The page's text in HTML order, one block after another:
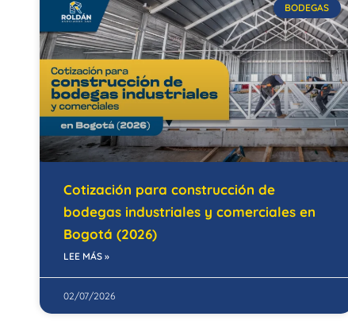
BODEGAS
Cotización para construcción de
bodegas industriales y comerciales en
Bogotá (2026)
LEE MÁS »
02/07/2026